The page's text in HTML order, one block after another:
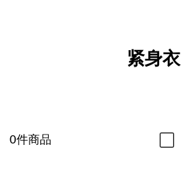
紧身衣
0件商品